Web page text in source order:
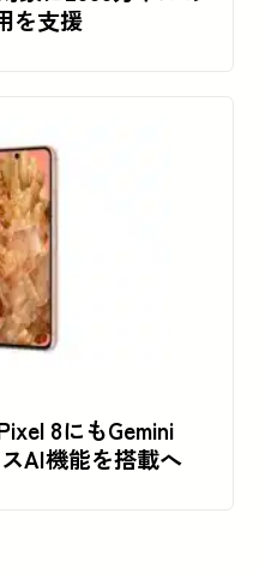
を支援
8にもGemini
AI機能を搭載へ